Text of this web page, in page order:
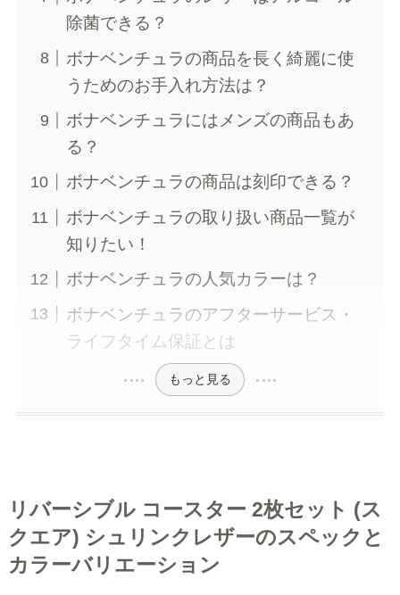
除菌できる？
ボナベンチュラの商品を長く綺麗に使
うためのお手入れ方法は？
ボナベンチュラにはメンズの商品もあ
る？
ボナベンチュラの商品は刻印できる？
ボナベンチュラの取り扱い商品一覧が
知りたい！
ボナベンチュラの人気カラーは？
ボナベンチュラのアフターサービス・
ライフタイム保証とは
もっと見る
リバーシブル コースター 2枚セット (ス
クエア) シュリンクレザーのスペックと
カラーバリエーション